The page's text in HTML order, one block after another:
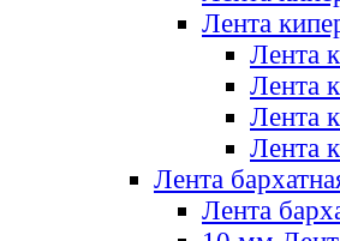
Лента
Лента
Лента
Лента
Лента
Лента
Лента